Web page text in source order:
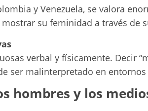
y Venezuela, se valora
su feminidad a través de
verbal y físicamente. Decir
ser malinterpretado en
hombres y los